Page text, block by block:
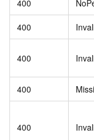
400
400
400
400
400